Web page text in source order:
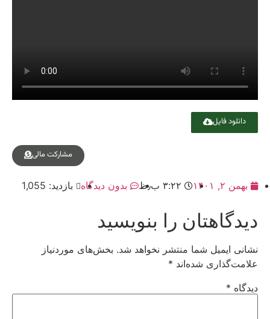
دانلود فایل
مشارکت مالی
بهمن ۲, ۱۴۰۱ ۳:۲۲ ب٫ظ بدون دیدگاه بازدید: 1,055
دیدگاهتان را بنویسید
نشانی ایمیل شما منتشر نخواهد شد. بخش‌های موردنیاز
علامت‌گذاری شده‌اند *
دیدگاه *